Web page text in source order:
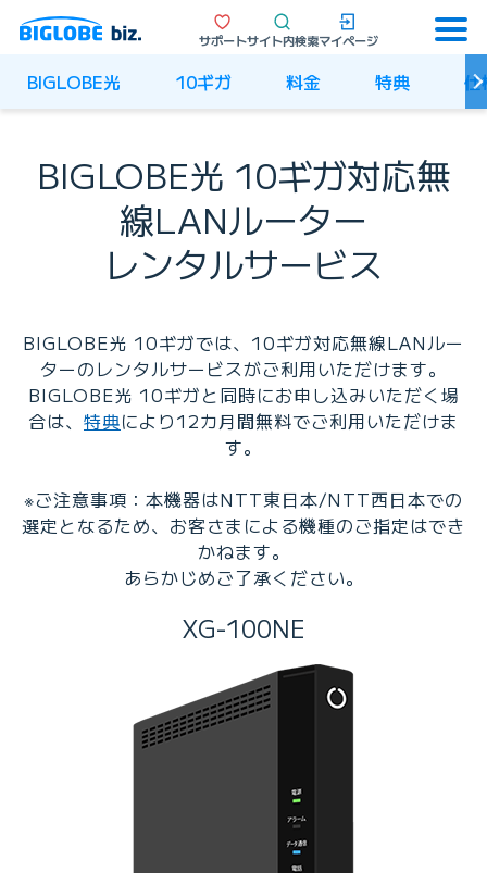
サポートサイト内検索マイページ
BIGLOBE光 10ギガ 料金 特典 仕
BIGLOBE光 10ギガ対応無
線LANルーター
レンタルサービス
BIGLOBE光 10ギガでは、10ギガ対応無線LANルー
ターのレンタルサービスがご利用いただけます。
BIGLOBE光 10ギガと同時にお申し込みいただく場
合は、 特典により12カ月間無料でご利用いただけま
す。
※ご注意事項：本機器はNTT東日本/NTT西日本での
選定となるため、お客さまによる機種のご指定はでき
かねます。
あらかじめご了承ください。
XG-100NE